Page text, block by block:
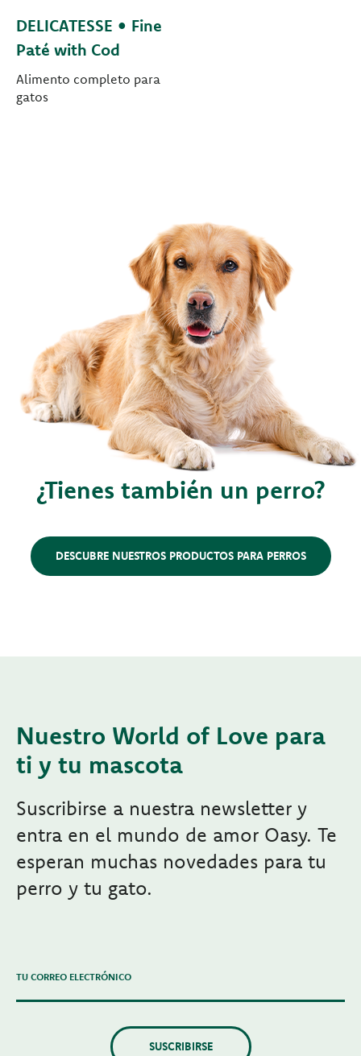
DELICATESSE • Fine
Paté with Cod
Alimento completo para
gatos
¿Tienes también un perro?
DESCUBRE NUESTROS PRODUCTOS PARA PERROS
Nuestro World of Love para
ti y tu mascota
Suscribirse a nuestra newsletter y
entra en el mundo de amor Oasy. Te
esperan muchas novedades para tu
perro y tu gato.
TU CORREO ELECTRÓNICO
SUSCRIBIRSE